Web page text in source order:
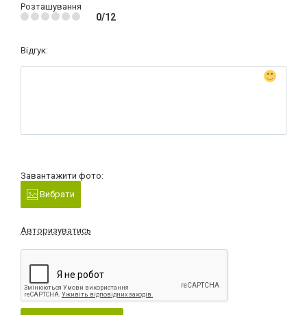
Розташування
0/12
Відгук:
Завантажити фото:
Вибрати
Авторизуватись